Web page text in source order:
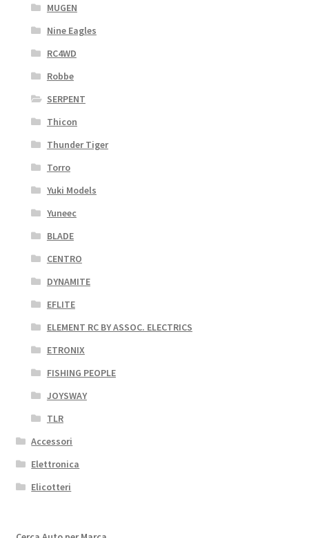
MUGEN
Nine Eagles
RC4WD
Robbe
SERPENT
Thicon
Thunder Tiger
Torro
Yuki Models
Yuneec
BLADE
CENTRO
DYNAMITE
EFLITE
ELEMENT RC BY ASSOC. ELECTRICS
ETRONIX
FISHING PEOPLE
JOYSWAY
TLR
Accessori
Elettronica
Elicotteri